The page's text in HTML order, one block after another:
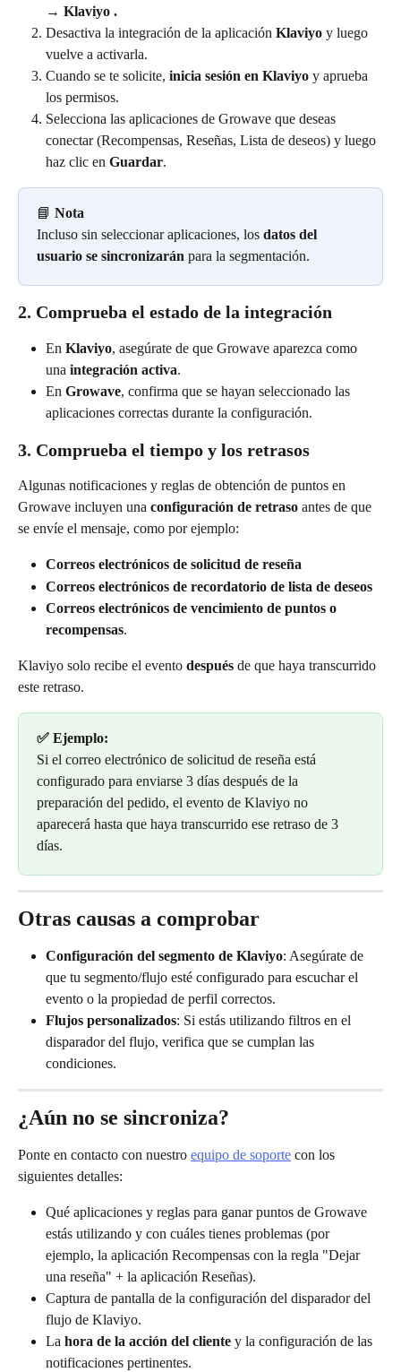
→ Klaviyo .
Desactiva la integración de la aplicación Klaviyo y luego
vuelve a activarla.
Cuando se te solicite, inicia sesión en Klaviyo y aprueba
los permisos.
Selecciona las aplicaciones de Growave que deseas
conectar (Recompensas, Reseñas, Lista de deseos) y luego
haz clic en Guardar.
📘 Nota
Incluso sin seleccionar aplicaciones, los datos del
usuario se sincronizarán para la segmentación.
2. Comprueba el estado de la integración
En Klaviyo, asegúrate de que Growave aparezca como
una integración activa.
En Growave, confirma que se hayan seleccionado las
aplicaciones correctas durante la configuración.
3. Comprueba el tiempo y los retrasos
Algunas notificaciones y reglas de obtención de puntos en
Growave incluyen una configuración de retraso antes de que
se envíe el mensaje, como por ejemplo:
Correos electrónicos de solicitud de reseña
Correos electrónicos de recordatorio de lista de deseos
Correos electrónicos de vencimiento de puntos o
recompensas.
Klaviyo solo recibe el evento después de que haya transcurrido
este retraso.
✅ Ejemplo:
Si el correo electrónico de solicitud de reseña está
configurado para enviarse 3 días después de la
preparación del pedido, el evento de Klaviyo no
aparecerá hasta que haya transcurrido ese retraso de 3
días.
Otras causas a comprobar
Configuración del segmento de Klaviyo: Asegúrate de
que tu segmento/flujo esté configurado para escuchar el
evento o la propiedad de perfil correctos.
Flujos personalizados: Si estás utilizando filtros en el
disparador del flujo, verifica que se cumplan las
condiciones.
¿Aún no se sincroniza?
Ponte en contacto con nuestro equipo de soporte con los
siguientes detalles:
Qué aplicaciones y reglas para ganar puntos de Growave
estás utilizando y con cuáles tienes problemas (por
ejemplo, la aplicación Recompensas con la regla "Dejar
una reseña" + la aplicación Reseñas).
Captura de pantalla de la configuración del disparador del
flujo de Klaviyo.
La hora de la acción del cliente y la configuración de las
notificaciones pertinentes.